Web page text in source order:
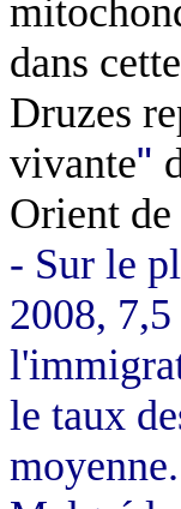
dans
Druzes
vivante"
Orient
- Sur le
2008,
le taux
moyenne.